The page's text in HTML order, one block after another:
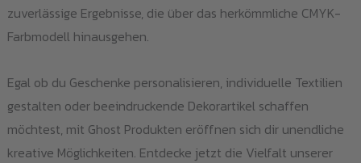
zuverlässige Ergebnisse, die über das herkömmliche CMYK-
Farbmodell hinausgehen.
Egal ob du Geschenke personalisieren, individuelle Textilien
gestalten oder beeindruckende Dekorartikel schaffen
möchtest, mit Ghost Produkten eröffnen sich dir unendliche
kreative Möglichkeiten. Entdecke jetzt die Vielfalt unserer